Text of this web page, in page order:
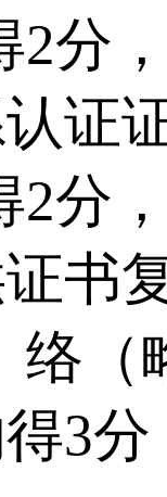
2分
证
2分
书
络（
3